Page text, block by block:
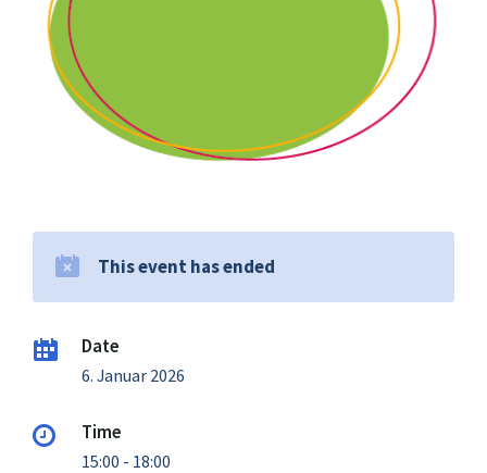
This event has ended
Date
6. Januar 2026
Time
15:00 - 18:00